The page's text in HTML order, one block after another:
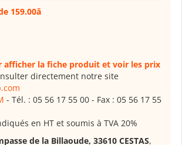
159.00â
afficher la fiche produit et voir les prix
directement notre site
- Tél. : 05 56 17 55 00 - Fax : 05 56 17 55
en HT et soumis à TVA 20%
de la Billaoude, 33610 CESTAS,